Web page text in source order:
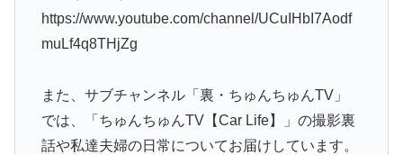
https://www.youtube.com/channel/UCuIHbI7Aodf
muLf4q8THjZg
また、サブチャンネル「裏・ちゅんちゅんTV」
では、「ちゅんちゅんTV【Car Life】」の撮影裏
話や私達夫婦の日常についてお届けしています。